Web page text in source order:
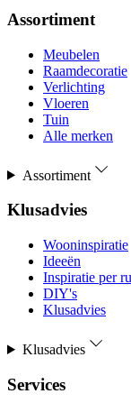
Assortiment
Meubelen
Raamdecoratie
Verlichting
Vloeren
Tuin
Alle merken
Assortiment
Klusadvies
Wooninspiratie
Ideeën
Inspiratie per
DIY's
Klusadvies
Klusadvies
Services